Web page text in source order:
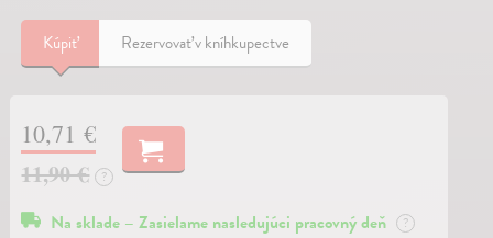
Kúpiť Rezervovať v kníhkupectve
10,71 €
11,90 €
?
Na sklade – Zasielame nasledujúci pracovný deň ?